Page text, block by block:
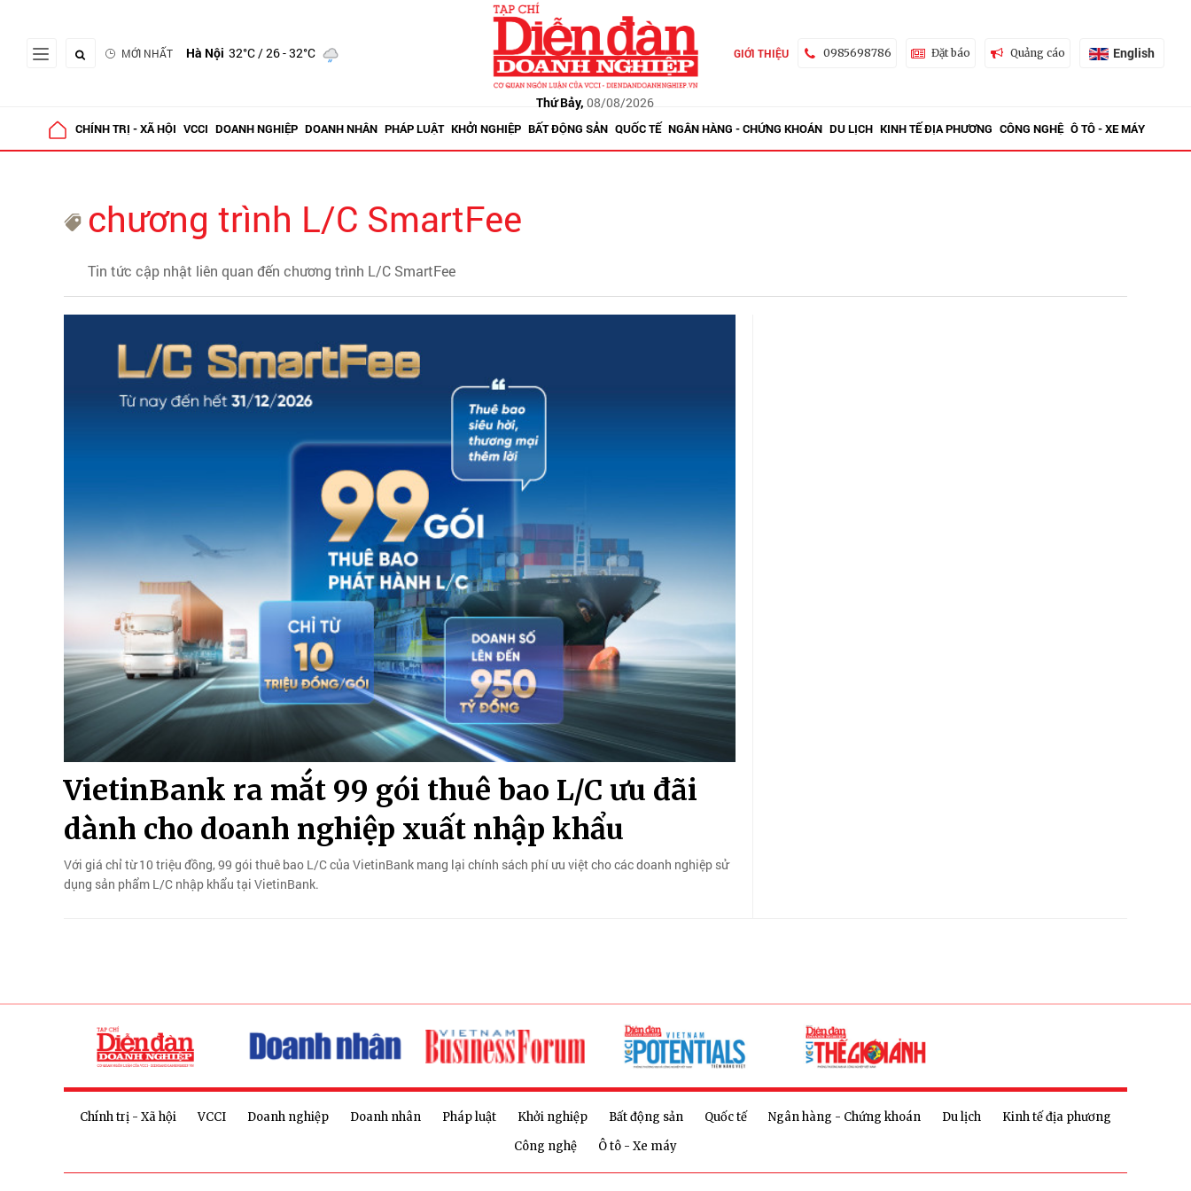
MỚI NHẤT Hà Nội 32°C/ 26 - 32°C
Thứ Bảy, 08/08/2026
GIỚI THIỆU 0985698786 Đặt báo Quảng cáo English
CHÍNH TRỊ - XÃ HỘI VCCI DOANH NGHIỆP DOANH NHÂN PHÁP LUẬT KHỞI NGHIỆP BẤT ĐỘNG SẢN QUỐC TẾ NGÂN HÀNG - CHỨNG KHOÁN DU LỊCH KINH TẾ ĐỊA PHƯƠNG CÔNG NGHỆ Ô TÔ - XE MÁY
chương trình L/C SmartFee
Tin tức cập nhật liên quan đến chương trình L/C SmartFee
VietinBank ra mắt 99 gói thuê bao L/C ưu đãi
dành cho doanh nghiệp xuất nhập khẩu
Với giá chỉ từ 10 triệu đồng, 99 gói thuê bao L/C của VietinBank mang lại chính sách phí ưu việt cho các doanh nghiệp sử
dụng sản phẩm L/C nhập khẩu tại VietinBank.
Chính trị - Xã hội VCCI Doanh nghiệp Doanh nhân Pháp luật Khởi nghiệp Bất động sản Quốc tế Ngân hàng - Chứng khoán Du lịch
Kinh tế địa phương
Công nghệ
Ô tô - Xe máy